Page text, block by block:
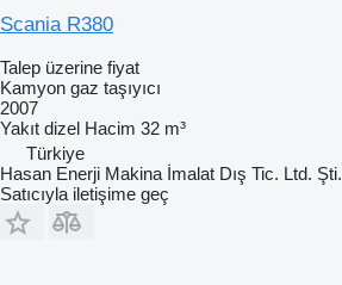
Scania R380
Talep üzerine fiyat
Kamyon gaz taşıyıcı
2007
Yakıt dizel Hacim 32 m³
Türkiye
Hasan Enerji Makina İmalat Dış Tic. Ltd. Şti.
Satıcıyla iletişime geç